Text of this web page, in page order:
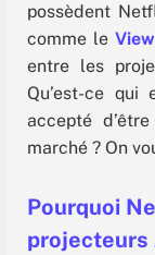
possèdent
comme le
entre les
Qu’est-ce qui
accepté
marché ? On
Pourquoi
projecteurs